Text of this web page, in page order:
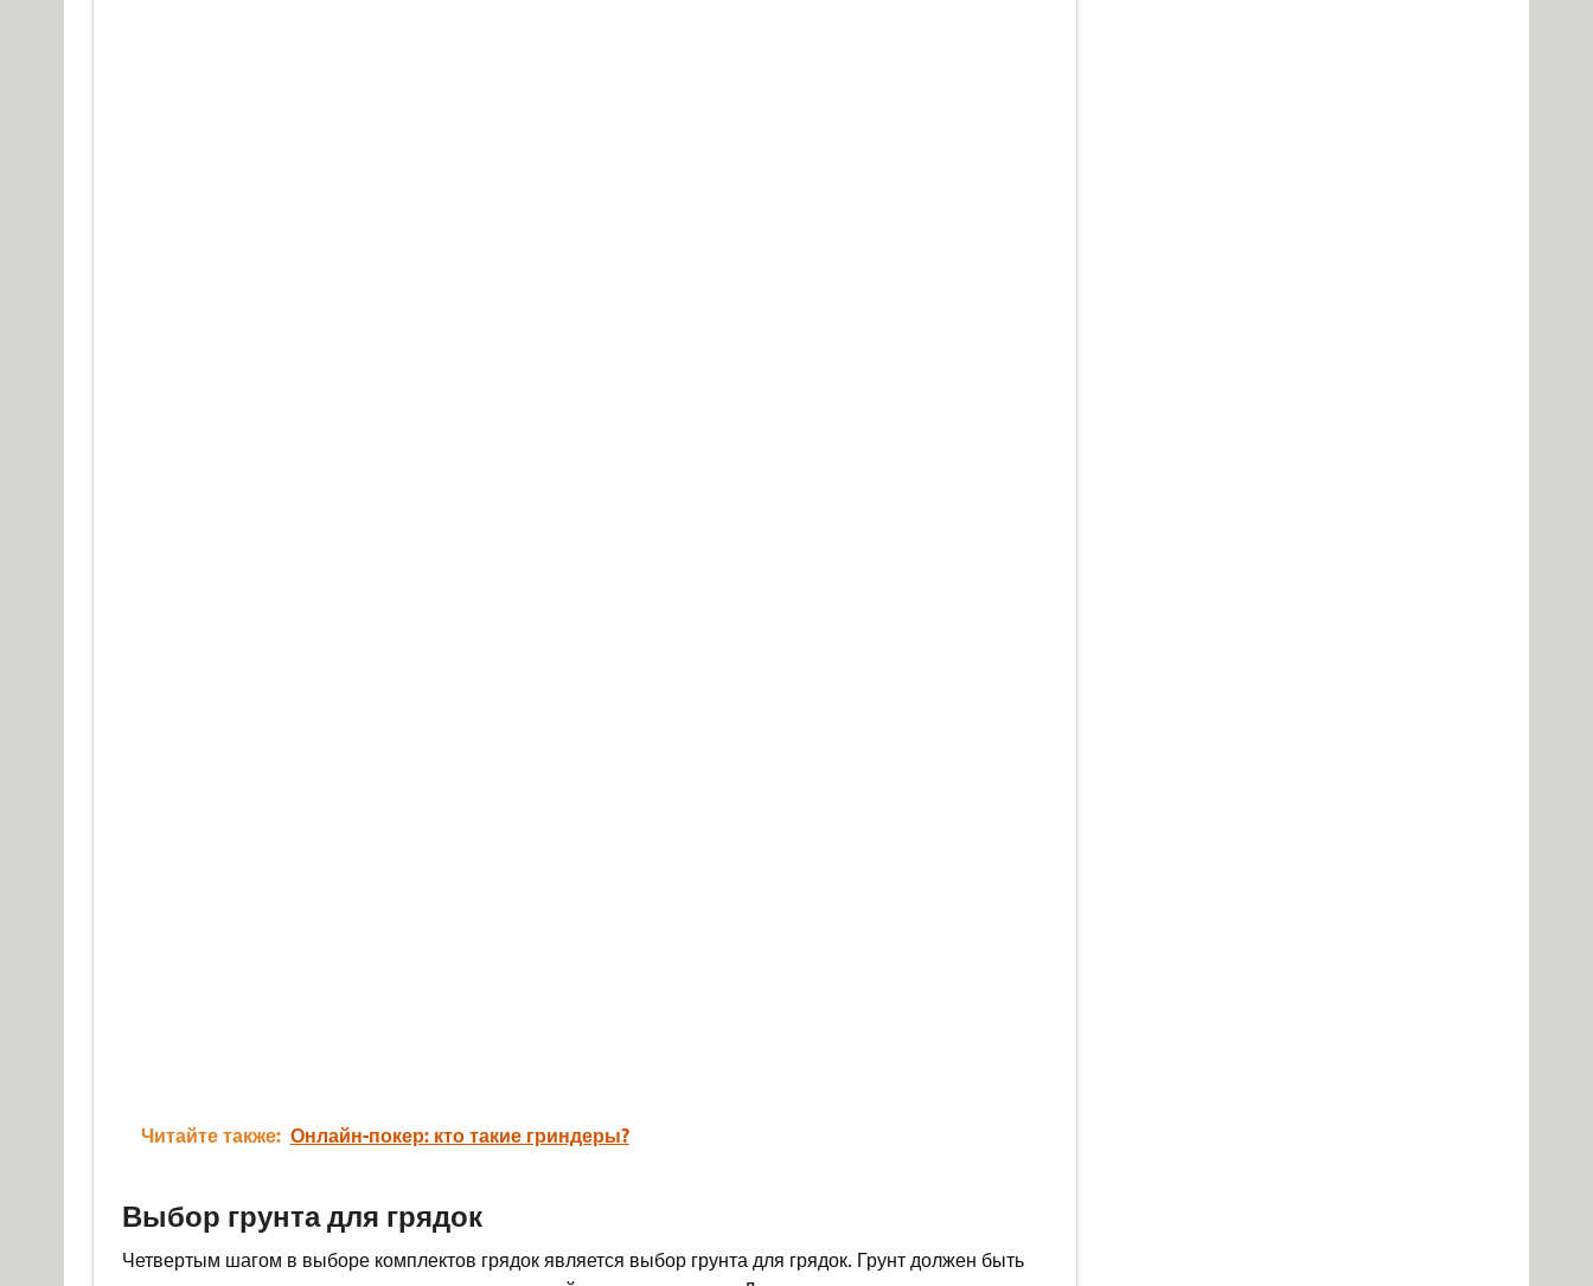
Читайте также: Онлайн-покер: кто такие гриндеры?
Выбор грунта для грядок
Четвертым шагом в выборе комплектов грядок является выбор грунта для грядок. Грунт должен быть